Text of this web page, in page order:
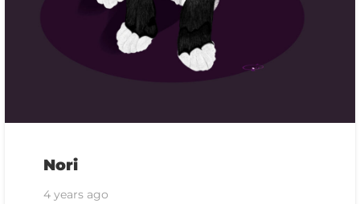
Nori
4 years ago